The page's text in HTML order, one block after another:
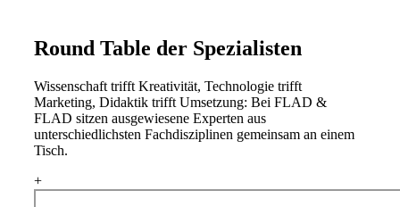
Round Table der Spezialisten
Wissenschaft trifft Kreativität, Technologie trifft
Marketing, Didaktik trifft Umsetzung: Bei FLAD &
FLAD sitzen ausgewiesene Experten aus
unterschiedlichsten Fachdisziplinen gemeinsam an einem
Tisch.
+